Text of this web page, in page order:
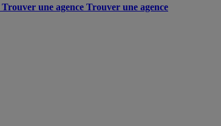
Trouver une agence Trouver une agence